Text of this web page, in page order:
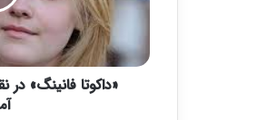
ا
«داکوتا فانینگ»